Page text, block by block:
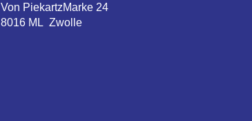
Von PiekartzMarke 24
8016 ML Zwolle